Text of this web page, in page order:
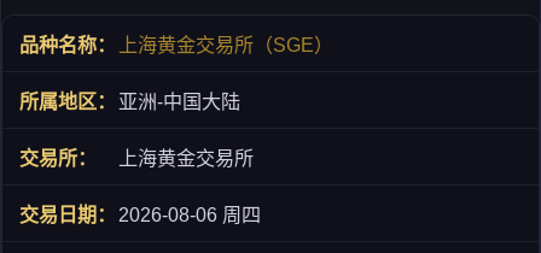
上海黄金交易所（SGE）
亚洲-中国大陆
上海黄金交易所
2026-08-06 周四